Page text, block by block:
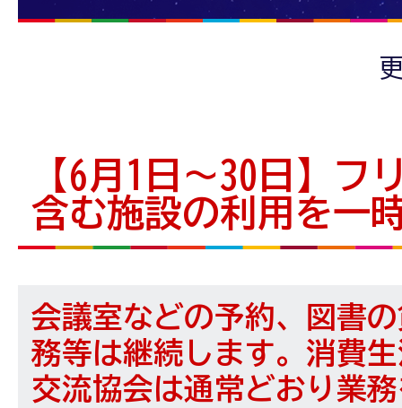
【6月1日～30日】フ
含む施設の利用を一
会議室などの予約、図書
務等は継続します。消費
交流協会は通常どおり業